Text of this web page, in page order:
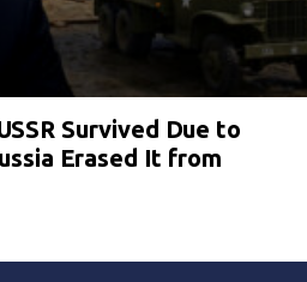
Survived Due to
Erased It from